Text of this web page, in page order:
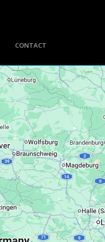
CONTACT